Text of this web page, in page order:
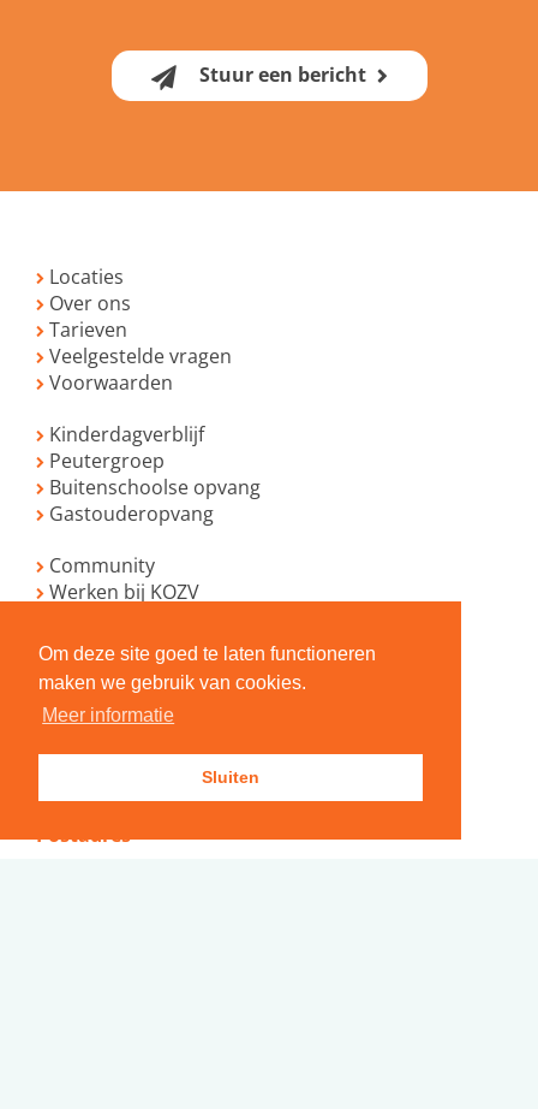
Om deze site goed te laten functioneren
maken we gebruik van cookies.
Meer informatie
Sluiten
Stuur een bericht
Locaties
Over ons
Tarieven
Veelgestelde vragen
Voorwaarden
Kinderdagverblijf
Peutergroep
Buitenschoolse opvang
Gastouderopvang
Community
Werken bij KOZV
Extranet
Bezoekadres
Bellamystraat 28
4532 CP Terneuzen
Postadres